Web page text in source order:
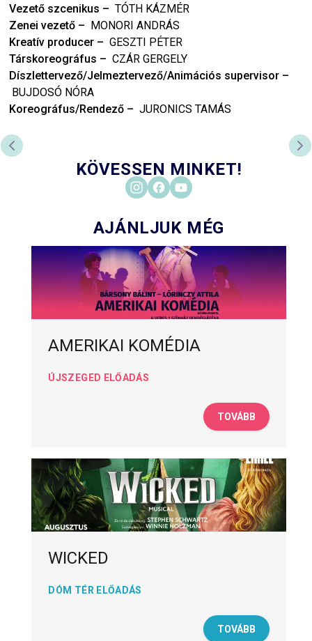
Vezető szcenikus – TÓTH KÁZMÉR
Zenei vezető – MONORI ANDRÁS
Kreatív producer – GESZTI PÉTER
Társkoreográfus – CZÁR GERGELY
Díszlettervező/Jelmeztervező/Animációs supervisor –
BUJDOSÓ NÓRA
Koreográfus/Rendező – JURONICS TAMÁS
PREVIOUS SLIDE
KÖVESSEN MINKET!
AJÁNLJUK MÉG
AMERIKAI KOMÉDIA
ÚJSZEGED ELŐADÁS
TOVÁBB
WICKED
DÓM TÉR ELŐADÁS
TOVÁBB